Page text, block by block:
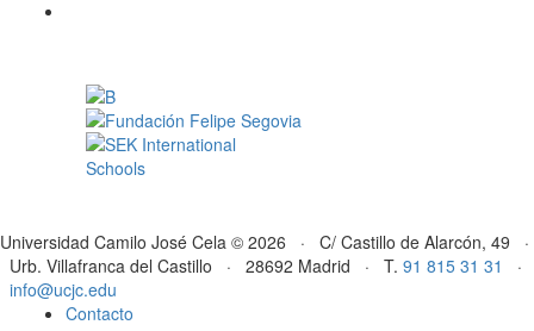
Universidad Camilo José Cela © 2026 · C/ Castillo de Alarcón, 49 ·
Urb. Villafranca del Castillo · 28692 Madrid · T. 91 815 31 31
·
info@ucjc.edu
Contacto